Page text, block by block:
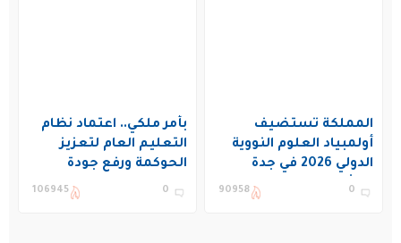
المملكة تستضيف
أولمبياد العلوم النووية
الدولي 2026 في جدة
بمشاركة 19 دولة
0
90958
بأمر ملكي.. اعتماد نظام
التعليم العام لتعزيز
الحوكمة ورفع جودة
التعليم في المملكة
0
106945